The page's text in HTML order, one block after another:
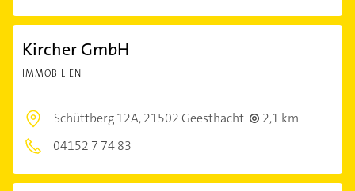
Kircher GmbH
IMMOBILIEN
Schüttberg 12A,21502 Geesthacht
2,1 km
04152 7 74 83